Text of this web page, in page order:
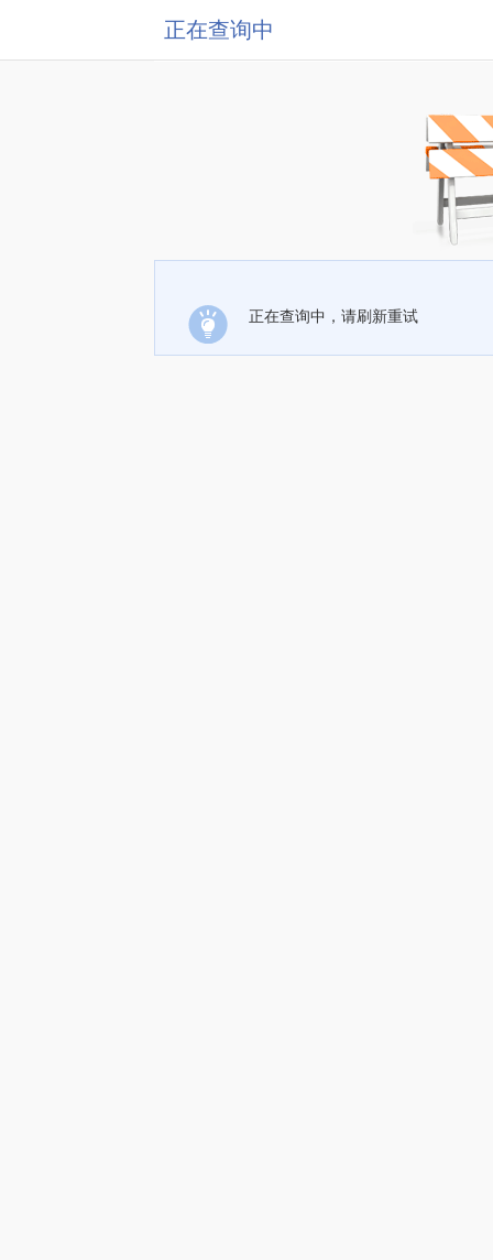
正在查询中
正在查询中，请刷新重试